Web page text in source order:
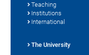
Teaching
Institutions
International
The University